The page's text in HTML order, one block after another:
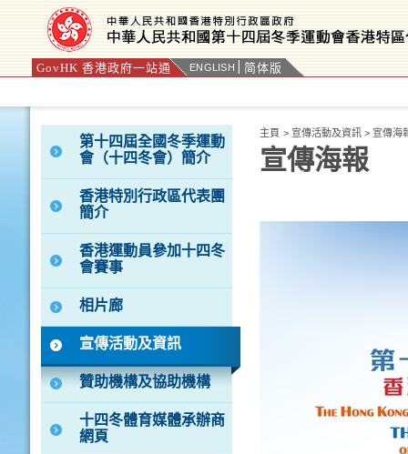
GovHK 香港政府一站通 ENGLISH 简体版
按“Tab”進入菜單
第十四屆全國冬季運動
會（十四冬會）簡介
香港特別行政區代表團
簡介
香港運動員參加十四冬
會賽事
相片廊
宣傳活動及資訊
贊助機構及協助機構
十四冬體育媒體承辦商
網頁
主頁 > 宣傳活動及資訊 > 宣傳海
宣傳海報